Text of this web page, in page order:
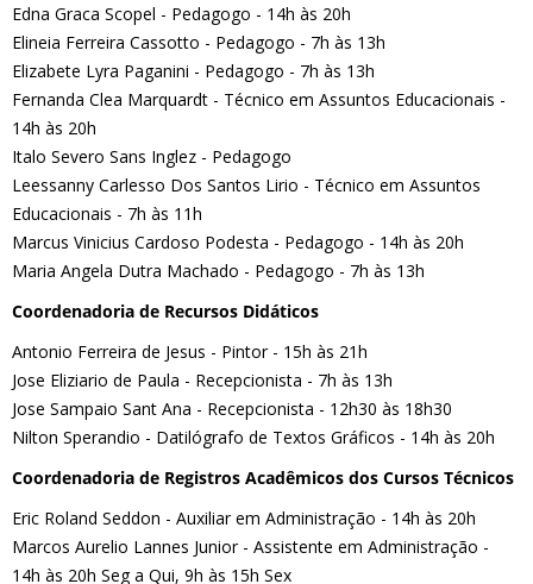
Edna Graca Scopel - Pedagogo - 14h às 20h
Elineia Ferreira Cassotto - Pedagogo - 7h às 13h
Elizabete Lyra Paganini - Pedagogo - 7h às 13h
Fernanda Clea Marquardt - Técnico em Assuntos Educacionais -
14h às 20h
Italo Severo Sans Inglez - Pedagogo
Leessanny Carlesso Dos Santos Lirio - Técnico em Assuntos
Educacionais - 7h às 11h
Marcus Vinicius Cardoso Podesta - Pedagogo - 14h às 20h
Maria Angela Dutra Machado - Pedagogo - 7h às 13h
Coordenadoria de Recursos Didáticos
Antonio Ferreira de Jesus - Pintor - 15h às 21h
Jose Eliziario de Paula - Recepcionista - 7h às 13h
Jose Sampaio Sant Ana - Recepcionista - 12h30 às 18h30
Nilton Sperandio - Datilógrafo de Textos Gráficos - 14h às 20h
Coordenadoria de Registros Acadêmicos dos Cursos Técnicos
Eric Roland Seddon - Auxiliar em Administração - 14h às 20h
Marcos Aurelio Lannes Junior - Assistente em Administração -
14h às 20h Seg a Qui, 9h às 15h Sex